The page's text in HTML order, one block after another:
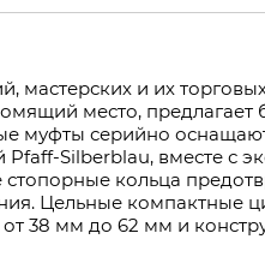
и их
место,
муфты серийно
Pfaff-Silberblau, вместе с
стопорные кольца
Цельные компактные
38 мм до 62 мм и